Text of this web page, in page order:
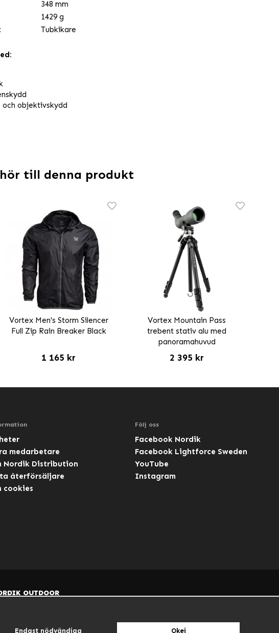
348 mm
1429 g
Tubkikare
och objektivskydd
till denna produkt
Vortex Men's Storm Silencer
Full Zip Rain Breaker Black
1 165 kr
Vortex Mountain Pass
trebent stativ alu med
panoramahuvud
2 395 kr
medarbetare
Nordik Distribution
återförsäljare
cookies
Följ oss
Facebook Nordik
Facebook Lightforce Sweden
YouTube
Instagram
OUTDOOR
Endast nödvändiga Okej